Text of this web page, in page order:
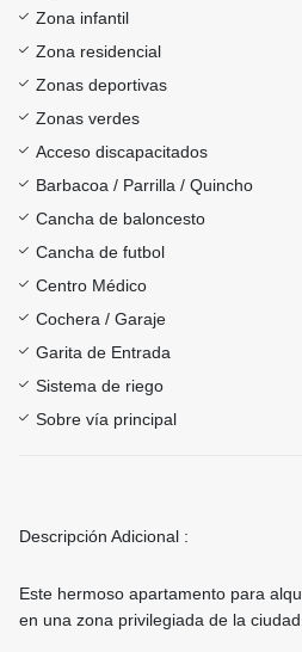
Zona infantil
Zona residencial
Zonas deportivas
Zonas verdes
Acceso discapacitados
Barbacoa / Parrilla / Quincho
Cancha de baloncesto
Cancha de futbol
Centro Médico
Cochera / Garaje
Garita de Entrada
Sistema de riego
Sobre vía principal
Descripción Adicional :
Este hermoso apartamento para
en una zona privilegiada de la